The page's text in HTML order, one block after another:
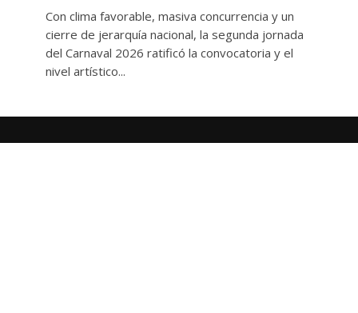
Con clima favorable, masiva concurrencia y un
cierre de jerarquía nacional, la segunda jornada
del Carnaval 2026 ratificó la convocatoria y el
nivel artístico...